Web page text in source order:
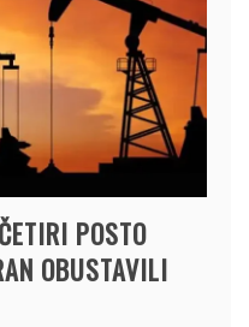
POSTO
OBUSTAVILI